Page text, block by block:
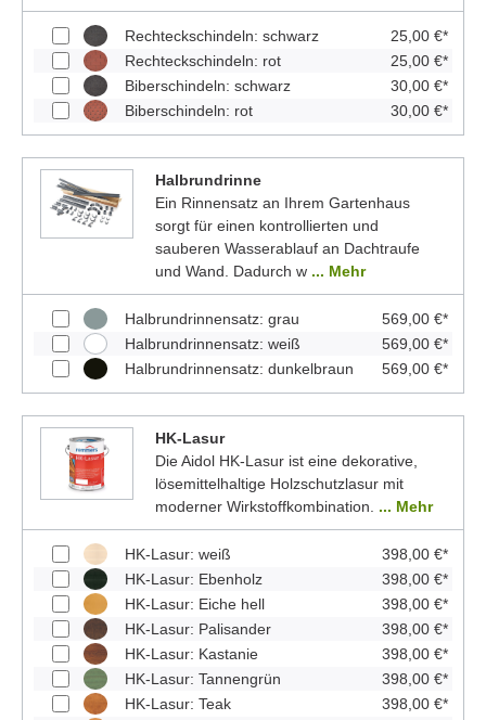
Rechteckschindeln: schwarz
25,00 €*
Rechteckschindeln: rot
25,00 €*
Biberschindeln: schwarz
30,00 €*
Biberschindeln: rot
30,00 €*
Halbrundrinne
Ein Rinnensatz an Ihrem Gartenhaus
sorgt für einen kontrollierten und
sauberen Wasserablauf an Dachtraufe
und Wand. Dadurch w ... Mehr
Halbrundrinnensatz: grau
569,00 €*
Halbrundrinnensatz: weiß
569,00 €*
Halbrundrinnensatz: dunkelbraun
569,00 €*
HK-Lasur
Die Aidol HK-Lasur ist eine dekorative,
lösemittelhaltige Holzschutzlasur mit
moderner Wirkstoffkombination. ... Mehr
HK-Lasur: weiß
398,00 €*
HK-Lasur: Ebenholz
398,00 €*
HK-Lasur: Eiche hell
398,00 €*
HK-Lasur: Palisander
398,00 €*
HK-Lasur: Kastanie
398,00 €*
HK-Lasur: Tannengrün
398,00 €*
HK-Lasur: Teak
398,00 €*